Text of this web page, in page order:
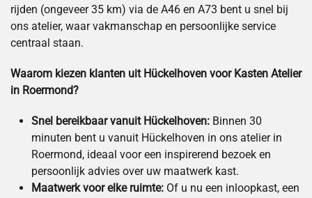
rijden (ongeveer 35 km) via de A46 en A73 bent u snel bij
ons atelier, waar vakmanschap en persoonlijke service
centraal staan.
Waarom kiezen klanten uit Hückelhoven voor Kasten Atelier
in Roermond?
Snel bereikbaar vanuit Hückelhoven: Binnen 30
minuten bent u vanuit Hückelhoven in ons atelier in
Roermond, ideaal voor een inspirerend bezoek en
persoonlijk advies over uw maatwerk kast.
Maatwerk voor elke ruimte: Of u nu een inloopkast, een